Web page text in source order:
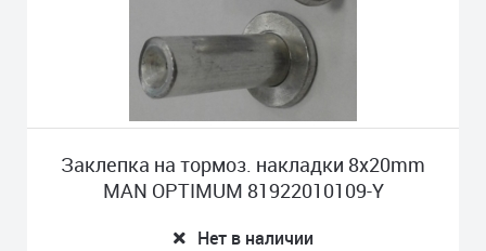
Заклепка на тормоз. накладки 8x20mm
MAN OPTIMUM 81922010109-Y
Нет в наличии